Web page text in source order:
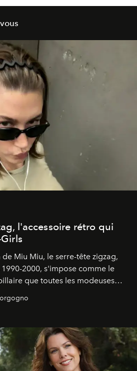
l'accessoire rétro qui
Miu Miu, le serre-tête zigzag,
2000, s'impose comme le
que toutes les modeuses